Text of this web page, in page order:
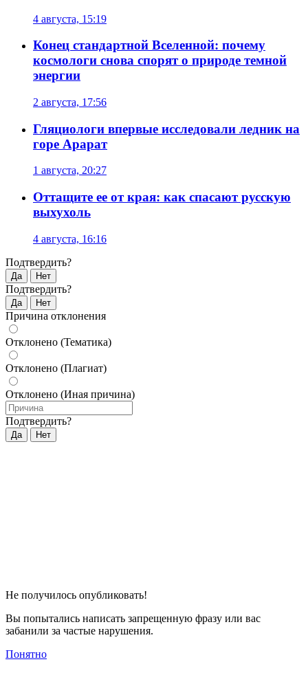
4 августа, 15:19
Конец стандартной Вселенной: почему
космологи снова спорят о природе темной
энергии
2 августа, 17:56
Гляциологи впервые исследовали ледник на
горе Арарат
1 августа, 20:27
Оттащите ее от края: как спасают русскую
выхухоль
4 августа, 16:16
Подтвердить?
Да Нет
Подтвердить?
Да Нет
Причина отклонения
Отклонено (Тематика)
Отклонено (Плагиат)
Отклонено (Иная причина)
Подтвердить?
Да Нет
Не получилось опубликовать!
Вы попытались написать запрещенную фразу или вас
забанили за частые нарушения.
Понятно